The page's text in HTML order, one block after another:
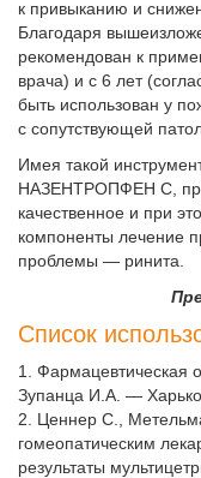
к привыканию и
Благодаря
рекомендован к
врача) и с 6 лет
быть использован у
с сопутствующей
Имея такой
НАЗЕНТРОПФЕН С,
качественное и при
компоненты лечение
проблемы — ринита.
Список
1. Фармацевтическая
Зупанца И.А. —
2. Ценнер С.,
гомеопатическим
результаты